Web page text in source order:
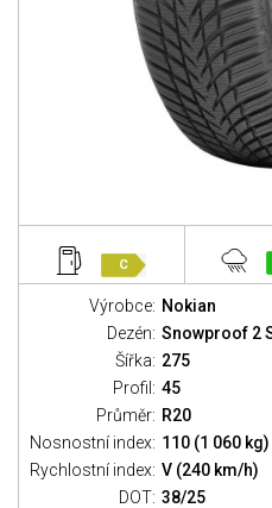
C
Výrobce: Nokian
Dezén: Snowproof 2
Šířka: 275
Profil: 45
Průměr: R20
Nosnostní index: 110 (1 060 kg)
Rychlostní index: V (240 km/h)
DOT: 38/25